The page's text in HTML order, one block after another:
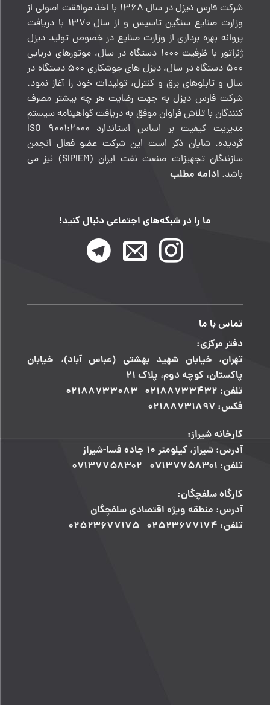
شرکت فارس دیزل در سال ۱۳۶۸ با اخذ موافقت اصولی از
وزارت صنایع سنگین تاسیس و از سال ۱۳۷۰ با دریافت
پروانه بهره برداری از وزارت صنایع در خصوص تولید دیزل
ژنراتور
با ظرفیت ۱۰۰۰ دستگاه در سال، موتورهای دریایی
۵۰۰ دستگاه در سال، دیزل های جوشکاری ۵۰۰ دستگاه در
سال و تابلوهای برق و کنترل، تولیدات خود را آغاز نمود.
شرکت فارس دیزل به جهت رضایت هر چه بیشتر مصرف
کنندگان با تلاش فراوان موفق به دریافت گواهینامه سیستم
مدیریت کیفیت بر اساس استاندارد ISO 9001:2000
گردیده. شایان ذکر است این شرکت عضو فعال انجمن
سازندگان تجهیزات صنعت نفت ایران (SIPIEM) نیز می
باشد. ادامه مطلب
ما را در شبکه‌های اجتماعی دنبال کنید!
تماس با ما
دفتر مرکزی:
تهران، خیابان شهید بهشتی (عباس آباد)، خیابان
پاکستان، کوچه دوم، پلاک ۲۱
تلفن: ۰۲۱۸۸۷۳۳۴۳۲ ۰۲۱۸۸۷۳۳۰۸۳
فکس: ۰۲۱۸۸۷۳۱۸۹۷
کارخانه شیراز:
آدرس: شیراز، کیلومتر ۱۰ جاده فسا-شیراز
تلفن: ۰۷۱۳۷۷۵۸۳۰۱ ۰۷۱۳۷۷۵۸۳۰۲
کارگاه سلفچگان:
آدرس: منطقه ویژه اقتصادی سلفچگان
تلفن: ۰۲۵۲۳۶۷۷۱۷۴ ۰۲۵۲۳۶۷۷۱۷۵